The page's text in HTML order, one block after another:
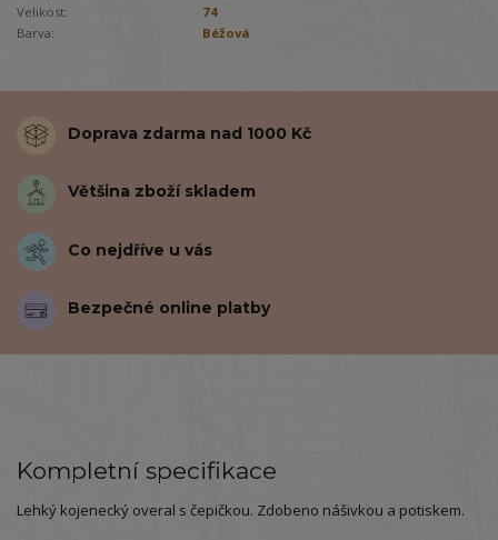
Velikost:
74
Barva:
Béžová
Doprava zdarma nad 1000 Kč
Většina zboží skladem
Co nejdříve u vás
Bezpečné online platby
Kompletní specifikace
Lehký kojenecký overal s čepičkou. Zdobeno nášivkou a potiskem.